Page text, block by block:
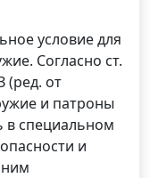
условие для
Согласно ст.
(ред. от
и патроны
в специальном
и